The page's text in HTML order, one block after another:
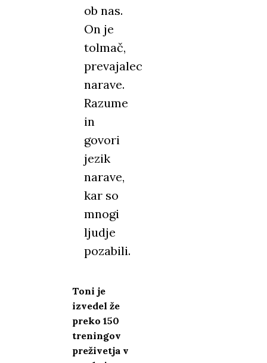
ob nas.
On je
tolmač,
prevajalec
narave.
Razume
in
govori
jezik
narave,
kar so
mnogi
ljudje
pozabili.
Toni je
izvedel že
preko 150
treningov
preživetja v